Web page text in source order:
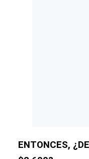
ENTONCES,